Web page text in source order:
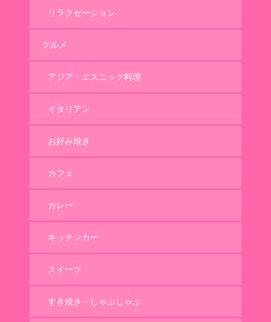
リラクゼーション
グルメ
アジア・エスニック料理
イタリアン
お好み焼き
カフェ
カレー
キッチンカー
スイーツ
すき焼き・しゃぶしゃぶ